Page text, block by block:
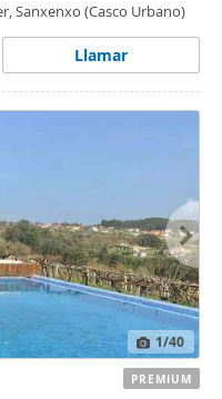
Sanxenxo (Casco Urbano)
Llamar
1/40
PREMIUM